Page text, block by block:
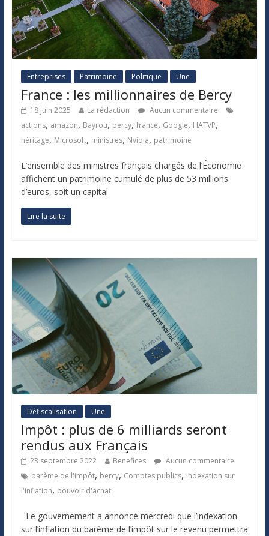
Entreprises Patrimoine Politique Une
France : les millionnaires de Bercy
18 juin 2025 La rédaction
Aucun commentaire
actions, amazon, Bayrou, bercy, france, Google, HATVP,
héritage, Microsoft, ministres, Nvidia, patrimoine
L’ensemble des ministres français chargés de l’Économie
affichent un patrimoine cumulé de plus de 53 millions
d’euros, soit un capital
Lire la suite
Défiscalisation Une
Impôt : plus de 6 milliards seront
rendus aux Français
23 septembre 2022 Benefices
Aucun commentaire
barème de l'impôt, bercy, Comptes publics, indexation sur
l'inflation, pouvoir d'achat
Le gouvernement a annoncé mercredi que l’indexation
sur l’inflation du barème de l’impôt sur le revenu permettra